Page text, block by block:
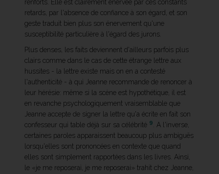
renforts. Elle est clairement énervée par ces constants
retards, par l'absence de confiance à son égard, et son
geste traduit bien plus son énervement qu'une
susceptibilité particulière à l'égard des jurons.
Plus denses, les faits deviennent d'ailleurs parfois plus
clairs comme dans le cas de cette étrange lettre aux
hussites - la lettre existe mais on en a contesté
l'authenticité - à qui Jeanne recommande de renoncer à
leur hérésie: même si la scène est hypothétique, il est
en revanche psychologiquement vraisemblable que
Jeanne accepte de signer la lettre qu'a écrite en fait son
confesseur qui table déjà sur sa célébrité 9
. A l'inverse,
certaines paroles apparaissent beaucoup plus ambiguës
lorsqu'elles sont prononcées en contexte que quand
elles sont simplement rapportées dans les livres. Ainsi,
le «je me reposerai, je me reposerai» trahit chez Jeanne,